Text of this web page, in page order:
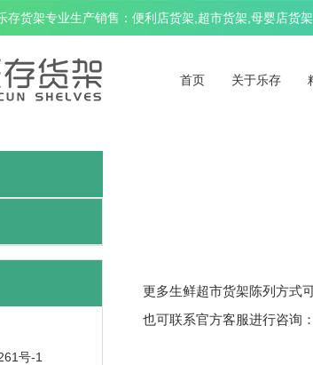
存货架专业生产销售：便利店货架,超市货架,母婴店
首页 关于乐存
号-1
更多生鲜超市货架陈列方式
也可联系官方客服进行咨询